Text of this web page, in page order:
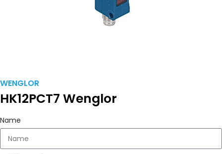
WENGLOR
HK12PCT7 Wenglor
Name